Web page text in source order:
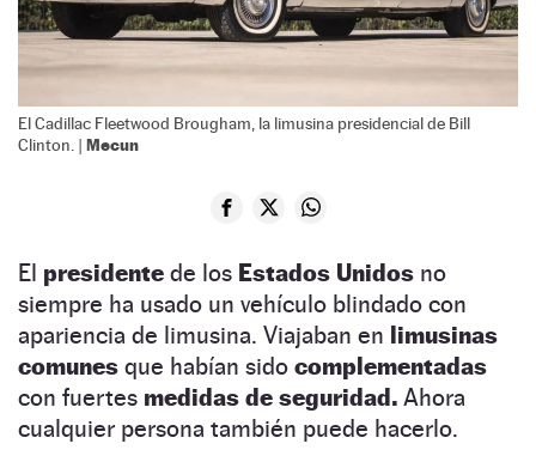
El Cadillac Fleetwood Brougham, la limusina presidencial de Bill
Clinton. | Mecun
El presidente de los Estados Unidos no
siempre ha usado un vehículo blindado con
apariencia de limusina. Viajaban en limusinas
comunes que habían sido complementadas
con fuertes medidas de seguridad. Ahora
cualquier persona también puede hacerlo.